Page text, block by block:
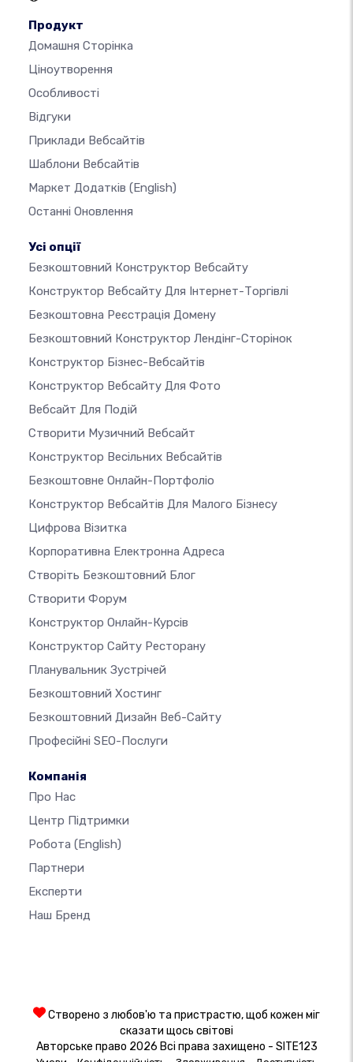
Продукт
Домашня Сторінка
Ціноутворення
Особливості
Відгуки
Приклади Вебсайтів
Шаблони Вебсайтів
Маркет Додатків (English)
Останні Оновлення
Усі опції
Безкоштовний Конструктор Вебсайту
Конструктор Вебсайту Для Інтернет-Торгівлі
Безкоштовна Реєстрація Домену
Безкоштовний Конструктор Лендінг-Сторінок
Конструктор Бізнес-Вебсайтів
Конструктор Вебсайту Для Фото
Вебсайт Для Подій
Створити Музичний Вебсайт
Конструктор Весільних Вебсайтів
Безкоштовне Онлайн-Портфоліо
Конструктор Вебсайтів Для Малого Бізнесу
Цифрова Візитка
Корпоративна Електронна Адреса
Створіть Безкоштовний Блог
Створити Форум
Конструктор Онлайн-Курсів
Конструктор Сайту Ресторану
Планувальник Зустрічей
Безкоштовний Хостинг
Безкоштовний Дизайн Веб-Сайту
Професійні SEO-Послуги
Компанія
Про Нас
Центр Підтримки
Робота (English)
Партнери
Експерти
Наш Бренд
Створено з любов'ю та пристрастю, щоб кожен міг
сказати щось світові
Авторське право 2026 Всі права захищено - SITE123